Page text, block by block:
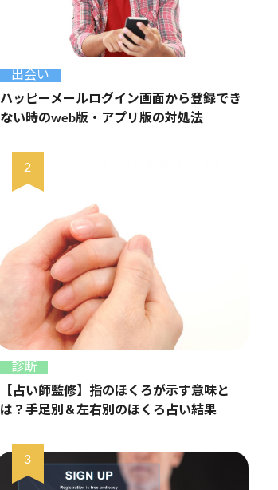
出会い
ハッピーメールログイン画面から登録でき
ない時のweb版・アプリ版の対処法
診断
【占い師監修】指のほくろが示す意味と
は？手足別＆左右別のほくろ占い結果